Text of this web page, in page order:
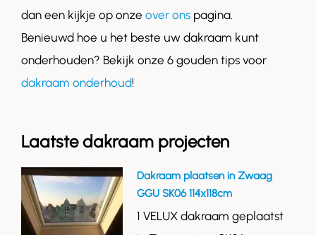
dan een kijkje op onze over ons pagina.
Benieuwd hoe u het beste uw dakraam kunt
onderhouden? Bekijk onze 6 gouden tips voor
dakraam onderhoud!
Laatste dakraam projecten
Dakraam plaatsen in Zwaag
GGU SK06 114x118cm
1 VELUX dakraam geplaatst